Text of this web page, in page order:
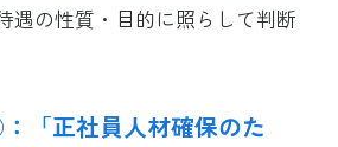
遇の性質・目的に照らして判断
「正社員人材確保のた